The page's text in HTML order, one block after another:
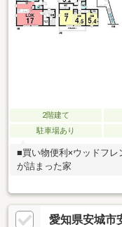
2階建て
駐車場あり
■買い物便利×ウッドフ
が詰まった家
愛知県安城市